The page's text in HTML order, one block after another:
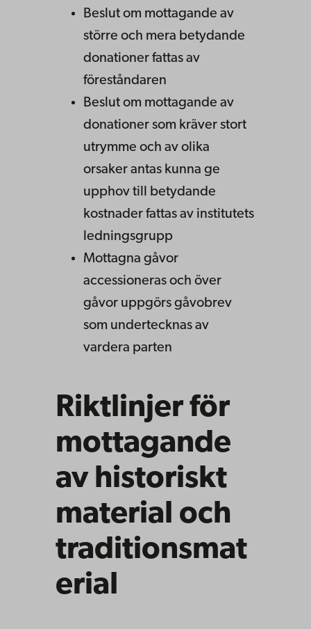
Beslut om mottagande av
större och mera betydande
donationer fattas av
föreståndaren
Beslut om mottagande av
donationer som kräver stort
utrymme och av olika
orsaker antas kunna ge
upphov till betydande
kostnader fattas av institutets
ledningsgrupp
Mottagna gåvor
accessioneras och över
gåvor uppgörs gåvobrev
som undertecknas av
vardera parten
Riktlinjer för
mottagande
av historiskt
material och
traditionsmat
erial